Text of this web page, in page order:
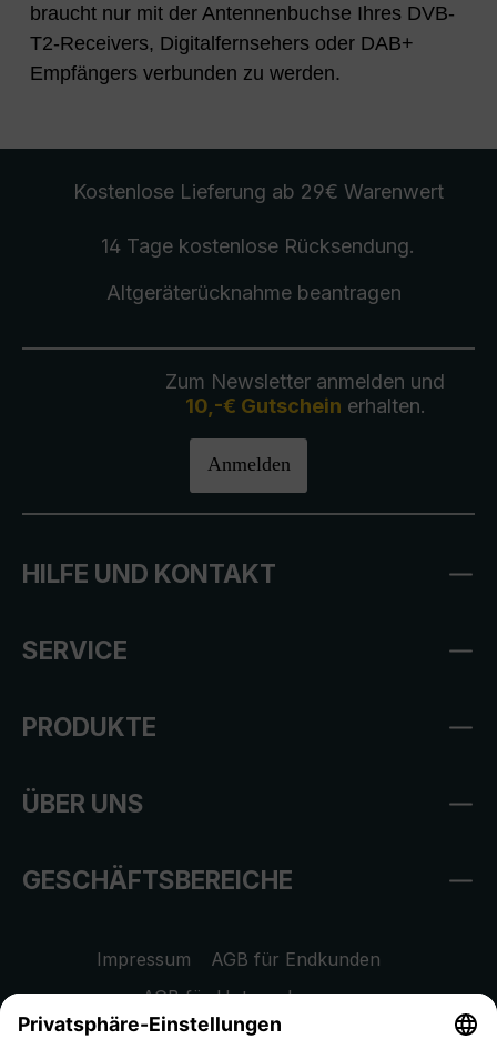
braucht nur mit der Antennenbuchse Ihres DVB-
T2-Receivers, Digitalfernsehers oder DAB+
Empfängers verbunden zu werden.
Kostenlose Lieferung ab 29€ Warenwert
14 Tage kostenlose Rücksendung.
Altgeräterücknahmebeantragen
Zum Newsletter anmelden und
10,-€ Gutschein erhalten.
Anmelden
HILFE UND KONTAKT
SERVICE
PRODUKTE
ÜBER UNS
GESCHÄFTSBEREICHE
Impressum
AGB für Endkunden
AGB für Unternehmen
Datenschutzhinweis